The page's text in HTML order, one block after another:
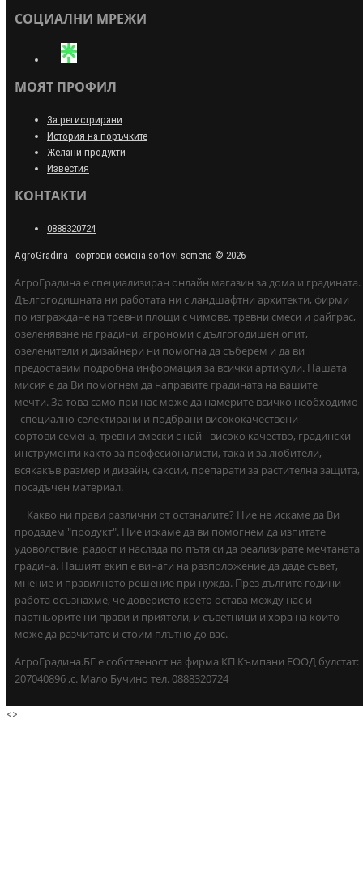
СОЦИАЛНИ МРЕЖИ
МОЯТ ПРОФИЛ
За регистрирани
История на поръчките
Желани продукти
Известия
КОНТАКТИ
0888320724
AgroGradina - сортови семена sortovi semena © 2026
АгроГрадина е специализиран онлайн магазин за дома и градината.
Дългогодишната ни работата ни с ландшафтни архитекти, фирми
по изграждане на тревни площи с чимове, тревни смеси и райграс,
озеленяване на градини, агрономи с дългогодишен опит,
озеленители и дизайнери ни помогна да съберем и да ви
предоставим подробна информация за всички артикули. Нашата
мисия е да Ви помогнем да направите градината на вашите
мечти. За това само при нас може да намерите всичко необходимо
- специално селектирани и подбрани висококачествени
сортови семена, тревни смески с най - високо качество, градински
инструменти както за професионалисти, така и за любители,
всякакъв размер и дизайн, саксии, препарати за растителна защита,
посадъчен материал.
Какво ни прави различни от останалите? Ние не искаме да Ви
продадем "продукт". Ние искаме да ви помогнем да изпитате
удоволствие, радост и наслада по пътя си да реализирате мечтаната
градина. Нашият екип е винаги на разположение да даде съвет,
мнение и правилното решение при нужда. През дългите години
работа осъзнахме, че доверието което остава между нас и
партньорите ни прави и приятели, и съветници и хора на които
може да разчитате и стоим плътно до вас.
АгроГрадина.БГ е собственост на фирма КП Къмпани ЕООД булстат:
207040896 ,с. Мало Бучино тел. 0888320724
<>